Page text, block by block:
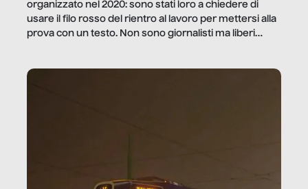
organizzato nel 2020: sono stati loro a chiedere di
usare il filo rosso del rientro al lavoro per mettersi alla
prova con un testo. Non sono giornalisti ma liberi